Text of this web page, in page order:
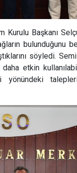
Kurulu Başkanı
bulunduğunu
söyledi.
etkin
yönündeki